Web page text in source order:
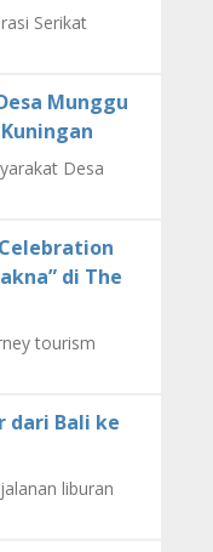
Serikat
Munggu
Desa
di The
tourism
dari Bali ke
liburan